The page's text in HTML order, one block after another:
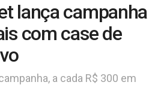
lança campanha
com case de
a cada R$ 300 em